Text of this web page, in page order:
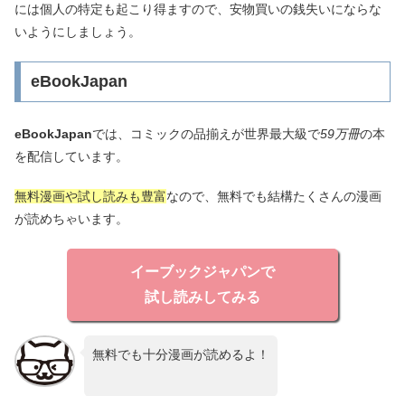
には個人の特定も起こり得ますので、安物買いの銭失いにならな
いようにしましょう。
eBookJapan
eBookJapanでは、コミックの品揃えが世界最大級で59万冊の本
を配信しています。
無料漫画や試し読みも豊富なので、無料でも結構たくさんの漫画
が読めちゃいます。
イーブックジャパンで
試し読みしてみる
無料でも十分漫画が読めるよ！